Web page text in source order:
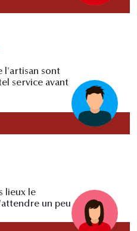
l'artisan sont
service avant
lieux le
un peu